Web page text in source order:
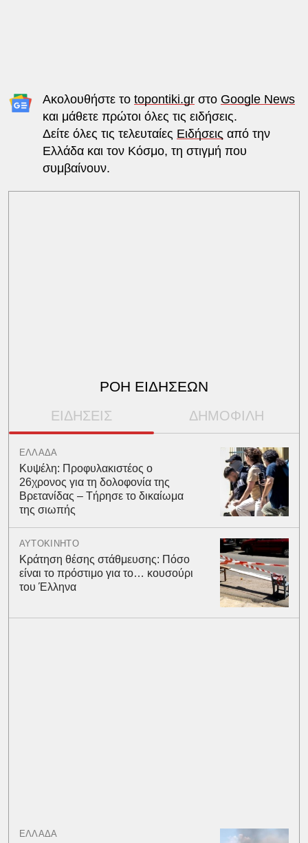
Ακολουθήστε το topontiki.grστο Google News
και μάθετε πρώτοι όλες τις ειδήσεις.
Δείτε όλες τις τελευταίες Ειδήσεις από την
Ελλάδα και τον Κόσμο, τη στιγμή που
συμβαίνουν.
ΡΟΗ ΕΙΔΗΣΕΩΝ
ΕΙΔΗΣΕΙΣ ΔΗΜΟΦΙΛΗ
ΕΛΛΑΔΑ
Κυψέλη: Προφυλακιστέος ο
26χρονος για τη δολοφονία της
Βρετανίδας – Τήρησε το δικαίωμα
της σιωπής
ΑΥΤΟΚΙΝΗΤΟ
Κράτηση θέσης στάθμευσης: Πόσο
είναι το πρόστιμο για το… κουσούρι
του Έλληνα
ΕΛΛΑΔΑ